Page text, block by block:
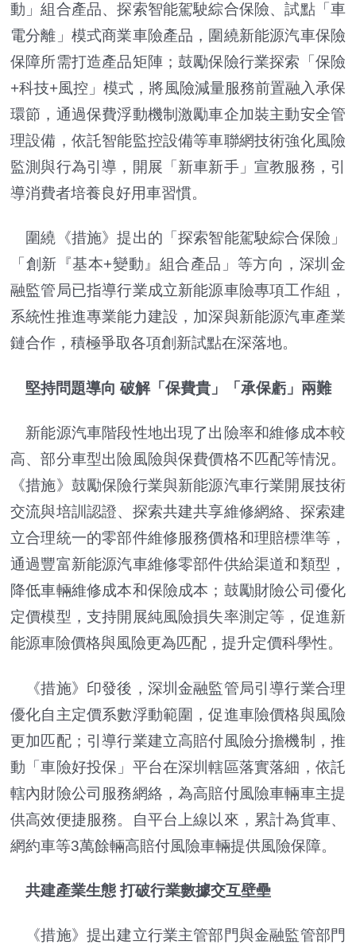
動」組合產品、探索智能駕駛綜合保險、試點「車
電分離」模式商業車險產品，圍繞新能源汽車保險
保障所需打造產品矩陣；鼓勵保險行業探索「保險
+科技+風控」模式，將風險減量服務前置融入承保
環節，通過保費浮動機制激勵車企加裝主動安全管
理設備，依託智能監控設備等車聯網技術強化風險
監測與行為引導，開展「新車新手」宣教服務，引
導消費者培養良好用車習慣。
圍繞《措施》提出的「探索智能駕駛綜合保險」
「創新『基本+變動』組合產品」等方向，深圳金
融監管局已指導行業成立新能源車險專項工作組，
系統性推進專業能力建設，加深與新能源汽車產業
鏈合作，積極爭取各項創新試點在深落地。
堅持問題導向 破解「保費貴」「承保虧」兩難
新能源汽車階段性地出現了出險率和維修成本較
高、部分車型出險風險與保費價格不匹配等情況。
《措施》鼓勵保險行業與新能源汽車行業開展技術
交流與培訓認證、探索共建共享維修網絡、探索建
立合理統一的零部件維修服務價格和理賠標準等，
通過豐富新能源汽車維修零部件供給渠道和類型，
降低車輛維修成本和保險成本；鼓勵財險公司優化
定價模型，支持開展純風險損失率測定等，促進新
能源車險價格與風險更為匹配，提升定價科學性。
《措施》印發後，深圳金融監管局引導行業合理
優化自主定價系數浮動範圍，促進車險價格與風險
更加匹配；引導行業建立高賠付風險分擔機制，推
動「車險好投保」平台在深圳轄區落實落細，依託
轄內財險公司服務網絡，為高賠付風險車輛車主提
供高效便捷服務。自平台上線以來，累計為貨車、
網約車等3萬餘輛高賠付風險車輛提供風險保障。
共建產業生態 打破行業數據交互壁壘
《措施》提出建立行業主管部門與金融監管部門